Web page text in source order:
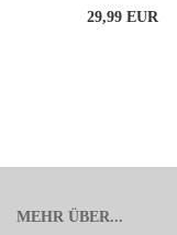
29,99 EUR
MEHR ÜBER...